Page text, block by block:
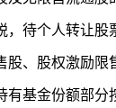
，待个人转让
股、股权激励
有基金份额部